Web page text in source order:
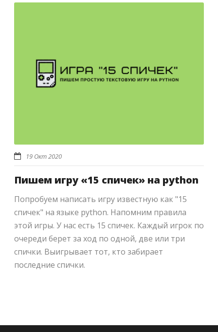
19 Окт 2020
Пишем игру «15 спичек» на python
Попробуем написать игру известную как "15
спичек" на языке python. Напомним правила
этой игры. У нас есть 15 спичек. Каждый игрок по
очереди берет за ход по одной, две или три
спички. Выигрывает тот, кто забирает
последние спички.